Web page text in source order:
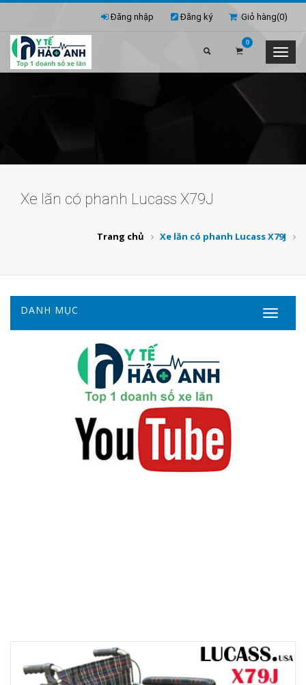
Giỏ hàng(0)
Đăng nhập Đăng ký
0
Xe lăn có phanh Lucass X79J
Trang chủ Xe lăn có phanh Lucass X79J
DANH MỤC